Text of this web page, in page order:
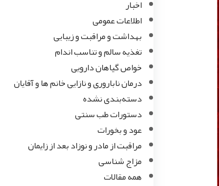
اخبار
اطلاعات عمومی
بهداشت و مراقبت و زیبایی
تغذیه سالم و تناسب اندام
خواص گیاهان دارویی
درمان ناباروری و نازایی خانم ها و آقایان
دسته‌بندی نشده
دستورات طب سنتی
عود و بخورات
مراقبت از مادر و نوزاد بعد از زایمان
مزاج شناسی
همه مقالات